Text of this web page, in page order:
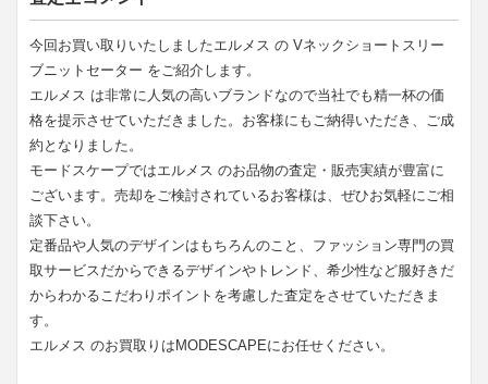
今回お買い取りいたしましたエルメス の Vネックショートスリー
ブニットセーター をご紹介します。
エルメス は非常に人気の高いブランドなので当社でも精一杯の価
格を提示させていただきました。お客様にもご納得いただき、ご成
約となりました。
モードスケープではエルメス のお品物の査定・販売実績が豊富に
ございます。売却をご検討されているお客様は、ぜひお気軽にご相
談下さい。
定番品や人気のデザインはもちろんのこと、ファッション専門の買
取サービスだからできるデザインやトレンド、希少性など服好きだ
からわかるこだわりポイントを考慮した査定をさせていただきま
す。
エルメス のお買取りはMODESCAPEにお任せください。